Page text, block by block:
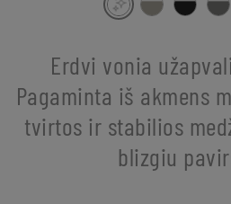
Erdvi vonia
Pagaminta iš akmens
tvirtos ir stabilios
blizgiu